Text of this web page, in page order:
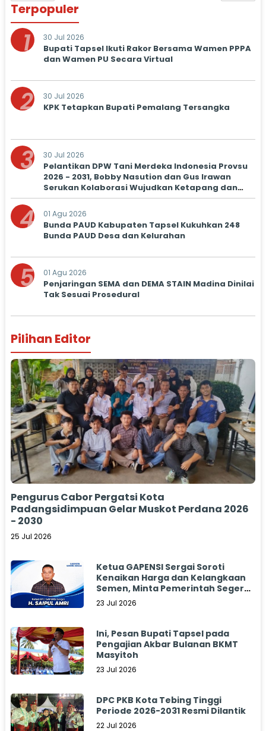
Terpopuler
1 30 Jul 2026
Bupati Tapsel Ikuti Rakor Bersama Wamen PPPA
dan Wamen PU Secara Virtual
2 30 Jul 2026
KPK Tetapkan Bupati Pemalang Tersangka
3 30 Jul 2026
Pelantikan DPW Tani Merdeka Indonesia Provsu
2026 - 2031, Bobby Nasution dan Gus Irawan
Serukan Kolaborasi Wujudkan Ketapang dan
Kesejahteraan Petani
4 01 Agu 2026
Bunda PAUD Kabupaten Tapsel Kukuhkan 248
Bunda PAUD Desa dan Kelurahan
5 01 Agu 2026
Penjaringan SEMA dan DEMA STAIN Madina Dinilai
Tak Sesuai Prosedural
Pilihan Editor
Pengurus Cabor Pergatsi Kota
Padangsidimpuan Gelar Muskot Perdana 2026
- 2030
25 Jul 2026
Ketua GAPENSI Sergai Soroti
Kenaikan Harga dan Kelangkaan
Semen, Minta Pemerintah Segera
Bertindak
23 Jul 2026
Ini, Pesan Bupati Tapsel pada
Pengajian Akbar Bulanan BKMT
Masyitoh
23 Jul 2026
DPC PKB Kota Tebing Tinggi
Periode 2026-2031 Resmi Dilantik
22 Jul 2026